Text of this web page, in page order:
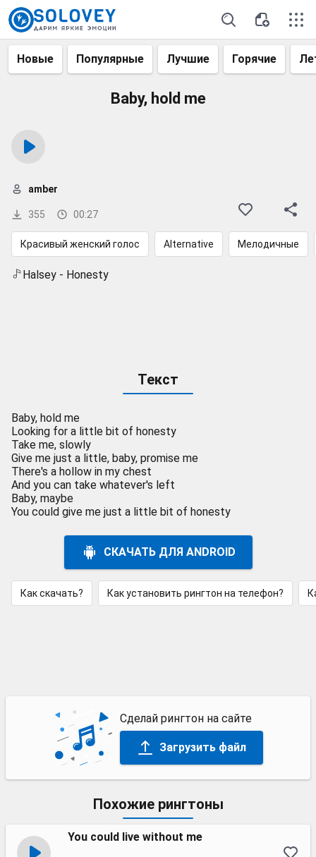
Новые Популярные Лучшие Горячие
Baby, hold me
355 00:27
amber
Красивый женский голос Alternative Мелодичные
Halsey - Honesty
Текст
Baby, hold me
Looking for a little bit of honesty
Take me, slowly
Give me just a little, baby, promise me
There's a hollow in my chest
And you can take whatever's left
Baby, maybe
You could give me just a little bit of honesty
СКАЧАТЬ ДЛЯ ANDROID
Как скачать? Как установить рингтон на телефон?
Сделай рингтон на сайте
Загрузить файл
Похожие рингтоны
You could live without me